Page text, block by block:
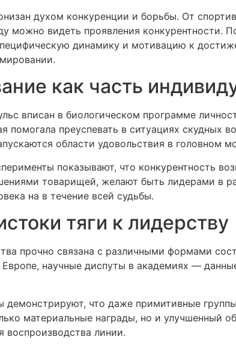
духом конкуренции и борьбы. От
можно видеть проявления конкурентности.
динамику и мотивацию к
как часть
вписан в биологическом программе
помогала преуспевать в ситуациях
области удовольствия в головном
показывают, что конкурентность
товарищей, желают быть лидерами в
на в течение всей судьбы.
тяги к лидерству
прочно связана с различными формами
Европе, научные диспуты в академиях —
демонстрируют, что даже примитивные
материальные награды, но и улучшенный
воспроизводства линии.